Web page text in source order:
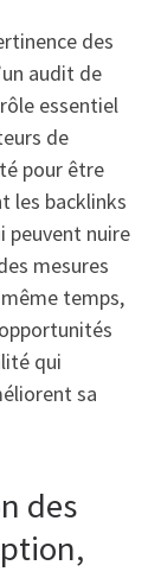
des
audit de
essentiel
de
pour être
les backlinks
peuvent nuire
mesures
temps,
qui
sa
des